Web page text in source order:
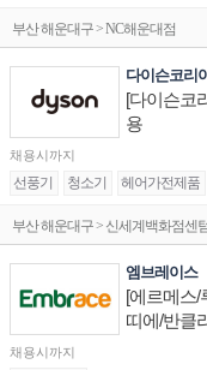
부산 해운대구 > NC해운대점
다이슨코리
[다이슨코
용
채용시까지
선풍기 청소기 헤어가전제품
부산 해운대구 > 신세계백화점센
엠브레이스
[에르메스/
띠에/반클
채용시까지